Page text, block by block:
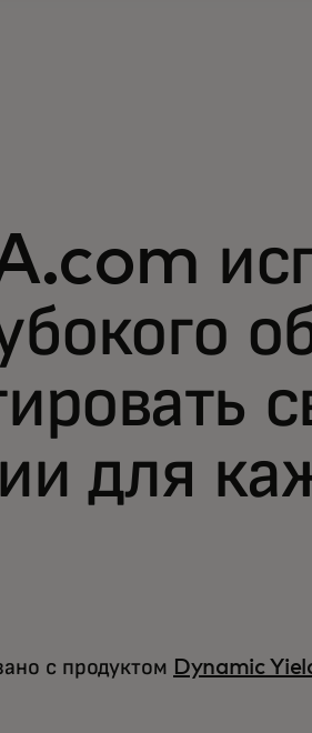
для
с продуктом Dynamic